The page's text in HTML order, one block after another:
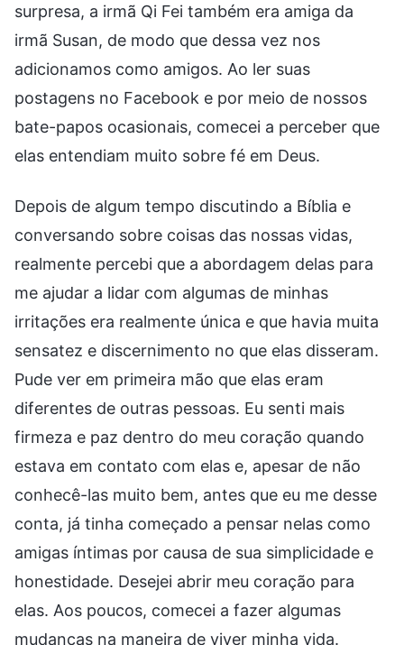
surpresa, a irmã Qi Fei também era amiga da
irmã Susan, de modo que dessa vez nos
adicionamos como amigos. Ao ler suas
postagens no Facebook e por meio de nossos
bate-papos ocasionais, comecei a perceber que
elas entendiam muito sobre fé em Deus.
Depois de algum tempo discutindo a Bíblia e
conversando sobre coisas das nossas vidas,
realmente percebi que a abordagem delas para
me ajudar a lidar com algumas de minhas
irritações era realmente única e que havia muita
sensatez e discernimento no que elas disseram.
Pude ver em primeira mão que elas eram
diferentes de outras pessoas. Eu senti mais
firmeza e paz dentro do meu coração quando
estava em contato com elas e, apesar de não
conhecê-las muito bem, antes que eu me desse
conta, já tinha começado a pensar nelas como
amigas íntimas por causa de sua simplicidade e
honestidade. Desejei abrir meu coração para
elas. Aos poucos, comecei a fazer algumas
mudanças na maneira de viver minha vida.